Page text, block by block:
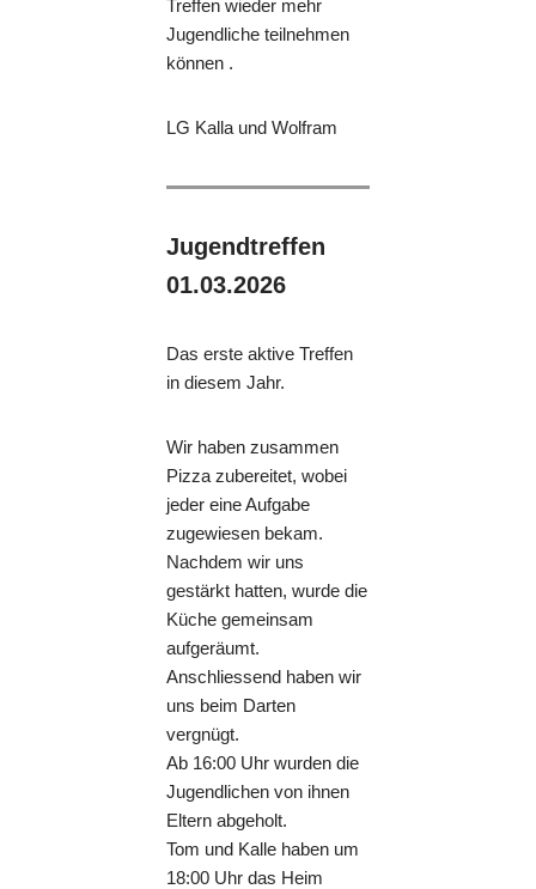
Treffen wieder mehr
Jugendliche teilnehmen
können .
LG Kalla und Wolfram
Jugendtreffen
01.03.2026
Das erste aktive Treffen
in diesem Jahr.
Wir haben zusammen
Pizza zubereitet, wobei
jeder eine Aufgabe
zugewiesen bekam.
Nachdem wir uns
gestärkt hatten, wurde die
Küche gemeinsam
aufgeräumt.
Anschliessend haben wir
uns beim Darten
vergnügt.
Ab 16:00 Uhr wurden die
Jugendlichen von ihnen
Eltern abgeholt.
Tom und Kalle haben um
18:00 Uhr das Heim